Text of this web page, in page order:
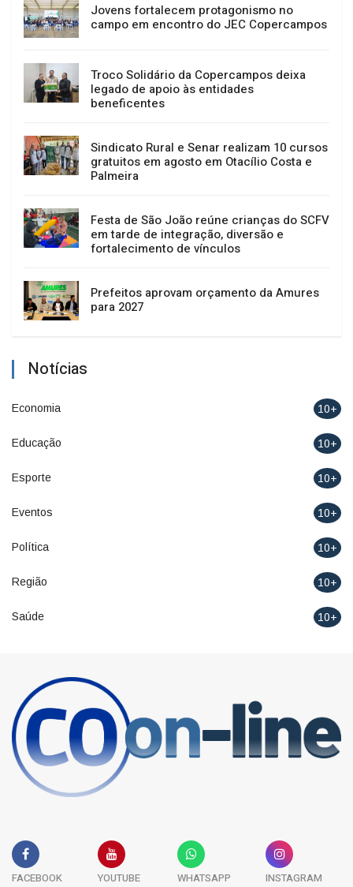
Jovens fortalecem protagonismo no
campo em encontro do JEC Copercampos
Troco Solidário da Copercampos deixa
legado de apoio às entidades
beneficentes
Sindicato Rural e Senar realizam 10 cursos
gratuitos em agosto em Otacílio Costa e
Palmeira
Festa de São João reúne crianças do SCFV
em tarde de integração, diversão e
fortalecimento de vínculos
Prefeitos aprovam orçamento da Amures
para 2027
Notícias
Economia 10+
Educação 10+
Esporte 10+
Eventos 10+
Política 10+
Região 10+
Saúde 10+
FACEBOOK YOUTUBE WHATSAPP INSTAGRAM